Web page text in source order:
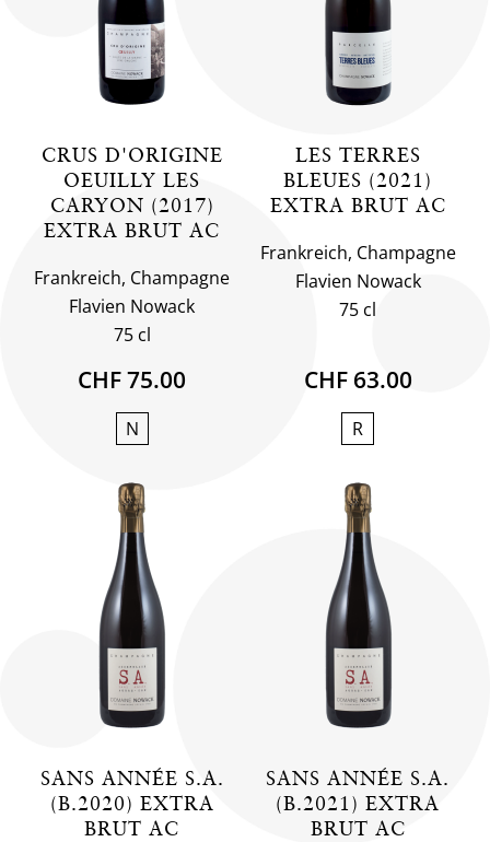
CRUS D'ORIGINE
OEUILLY LES
CARYON (2017)
EXTRA BRUT AC
Frankreich, Champagne
Flavien Nowack
75 cl
CHF 75.00
N
LES TERRES
BLEUES (2021)
EXTRA BRUT AC
Frankreich, Champagne
Flavien Nowack
75 cl
CHF 63.00
R
SANS ANNÉE S.A.
(B.2020) EXTRA
BRUT AC
SANS ANNÉE S.A.
(B.2021) EXTRA
BRUT AC